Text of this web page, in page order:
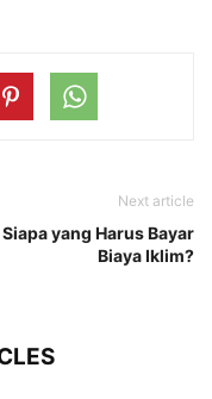
Next article
Siapa yang Harus Bayar
Biaya Iklim?